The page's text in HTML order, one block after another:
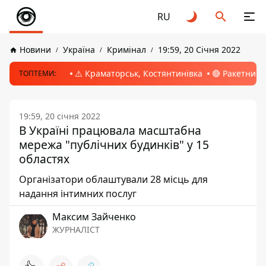
RU
Новини Україна Кримінал 19:59, 20 Січня 2022
ТОПТЕМИ: ⚠️ Краматорськ, Костянтинівка 🔴 Ракетний
19:59, 20 січня 2022
В Україні працювала масштабна
мережа "публічних будинків" у 15
областях
Організатори облаштували 28 місць для
надання інтимних послуг
Максим Зайченко
ЖУРНАЛІСТ